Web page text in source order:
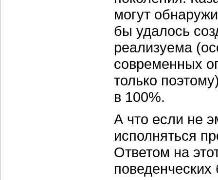
могут
бы удалось
реализуема
современных
только
в 100%.
А что если не
исполняться
Ответом на
поведенческих